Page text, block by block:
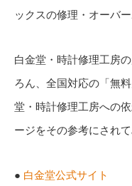
ックスの修理・オーバ
白金堂・時計修理工房
ろん、全国対応の「無
堂・時計修理工房への
ージをその参考にされ
● 白金堂公式サイト